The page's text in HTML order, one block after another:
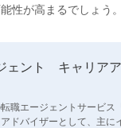
性が高まるでしょう。
ェント キャリア
職エージェントサービス
ドバイザーとして、主に